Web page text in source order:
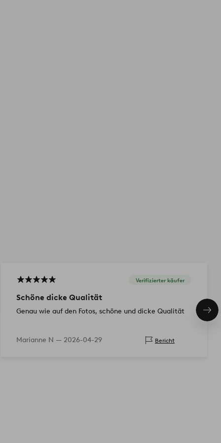
Verifizierter käufer
Schöne dicke Qualität
Genau wie auf den Fotos, schöne und dicke Qualität
Marianne N — 2026-04-29 Bericht